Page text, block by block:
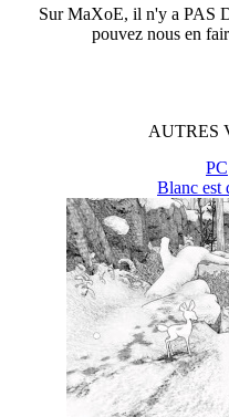
SurMaXoE, il n'y a PAS
pouvez nous en
AUTRES
PC
Blanc est